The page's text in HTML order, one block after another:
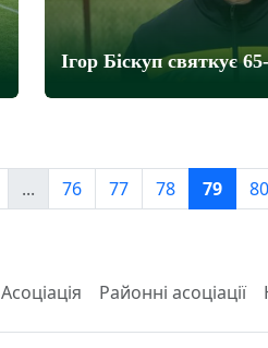
Ігор Біскуп святкує
... 76 77 78 79 80
Асоціація Районні асоціації